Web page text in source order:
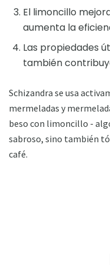
El limoncillo
aumenta la
Las propiedades
también
Schizandra se usa
mermeladas y
beso con limoncillo -
sabroso, sino también
café.